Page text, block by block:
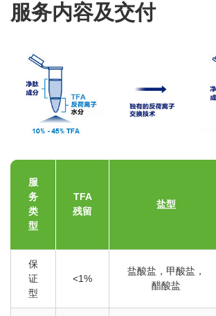
服务内容及交付
服
务
类
型
TFA
残留
盐型
保
证
型
<1%
盐酸盐，甲酸盐，
醋酸盐